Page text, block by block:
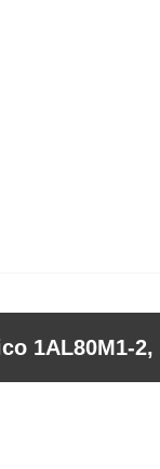
1AL80M1-2,